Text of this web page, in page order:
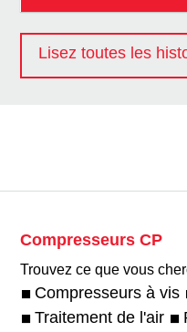
Lisez toutes les
Compresseurs CP
Trouvez ce que vous
Compresseurs à vis
Traitement de l'air